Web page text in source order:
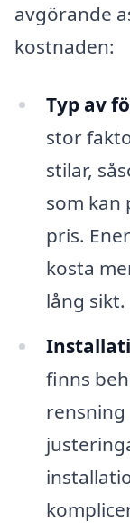
avgörande
kostnaden:
Typ av
stor
stilar,
som kan
pris.
kosta
lång sikt.
finns